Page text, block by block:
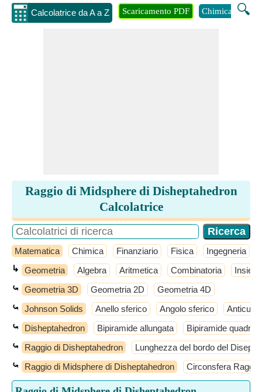
Calcolatrice da A a Z 🔍
Scaricamento PDF Chimica
Raggio di Midsphere di Disheptahedron
Calcolatrice
Matematica Chimica Finanziario Fisica Ingegneria
↳ Geometria Algebra Aritmetica Combinatoria
⤿ Geometria 3D Geometria 2D Geometria 4D
⤿ Johnson Solids Anello sferico Angolo sferico Anticube
⤿ Disheptahedron Bipiramide allungata Bipiramide
⤿ Raggio di Disheptahedron Lunghezza del bordo del
⤿ Raggio di Midsphere di Disheptahedron Circonsfera